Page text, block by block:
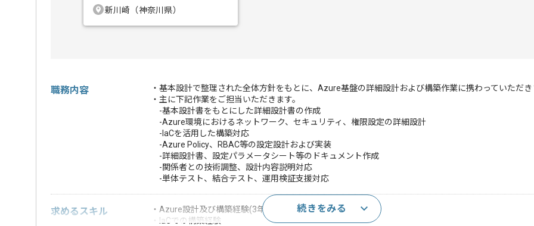
新川崎（神奈川県）
職務内容
・基本設計で整理された全体方針をもとに、Azure基盤の詳細設計および構築作業に携わっていただき
・主に下記作業をご担当いただきます。
-基本設計書をもとにした詳細設計書の作成
-Azure環境におけるネットワーク、セキュリティ、権限設定の詳細設計
-IaCを活用した構築対応
-Azure Policy、RBAC等の設定設計および実装
-詳細設計書、設定パラメータシート等のドキュメント作成
-関係者との技術調整、設計内容説明対応
-単体テスト、結合テスト、運用検証支援対応
求めるスキル
・Azure設計及び構築経験(3年以上)
・IaCでの構築経験
続きをみる